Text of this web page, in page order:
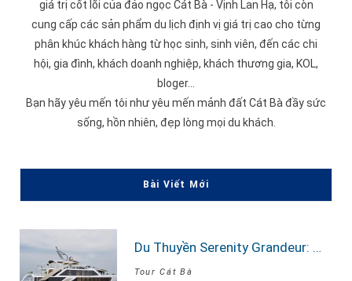
giá trị cốt lõi của đảo ngọc Cát Bà - Vịnh Lan Hạ, tôi còn
cung cấp các sản phẩm du lịch định vị giá trị cao cho từng
phân khúc khách hàng từ học sinh, sinh viên, đến các chi
hội, gia đình, khách doanh nghiệp, khách thương gia, KOL,
bloger...
Bạn hãy yêu mến tôi như yêu mến mảnh đất Cát Bà đầy sức
sống, hồn nhiên, đẹp lòng mọi du khách.
Bài Viết Mới
Du Thuyền Serenity Grandeur: Trải Nghiệm Tour Vịnh Lan Hạ 1 Ngày Đẳng Cấp Nhất
Tour Cát Bà